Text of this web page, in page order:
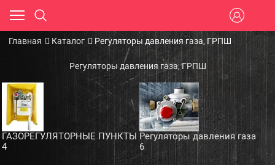
Главная Каталог Регуляторы давления газа, ГРПШ
Регуляторы давления газа, ГРПШ
ГАЗОРЕГУЛЯТОРНЫЕ ПУНКТЫ
4
Регуляторы давления газа
6